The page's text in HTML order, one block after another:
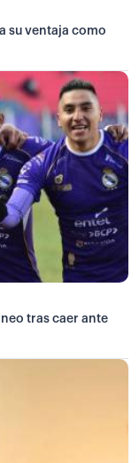
su ventaja como
tras caer ante